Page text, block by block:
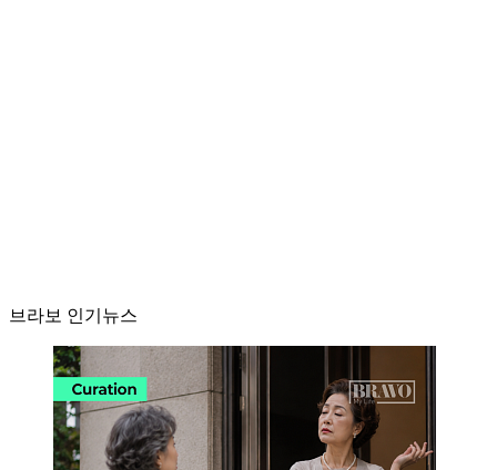
브라보 인기뉴스